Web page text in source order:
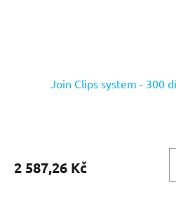
Join Clips system - 300
2 587,26 Kč